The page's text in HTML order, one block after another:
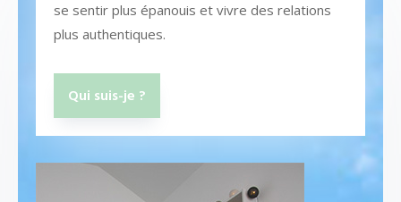
se sentir plus épanouis et vivre des relations
plus authentiques.
Qui suis-je ?